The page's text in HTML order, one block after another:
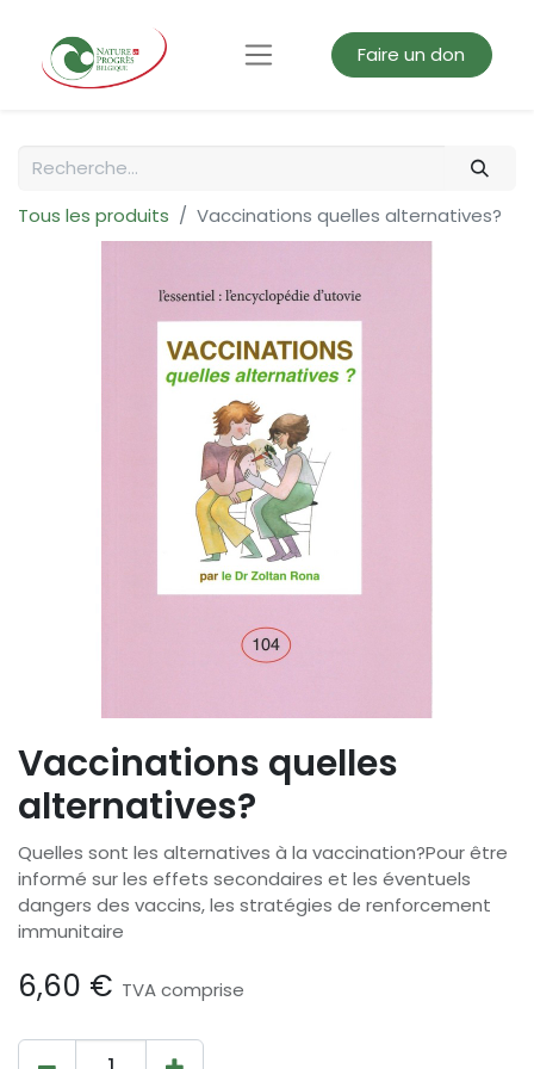
Faire un don
Tous les produits Vaccinations quelles alternatives?
Vaccinations quelles
alternatives?
Quelles sont les alternatives à la vaccination?Pour être
informé sur les effets secondaires et les éventuels
dangers des vaccins, les stratégies de renforcement
immunitaire
6,60 € TVA comprise